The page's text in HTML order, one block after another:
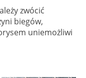
zwócić
biegów,
uniemożliwi